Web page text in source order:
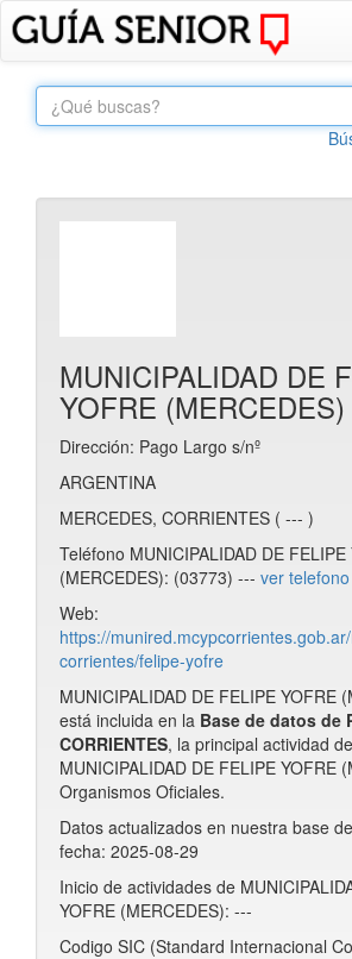
MUNICIPALIDAD DE
YOFRE (MERCEDES)
Dirección: Pago Largo s/nº
ARGENTINA
MERCEDES, CORRIENTES ( --- )
Teléfono MUNICIPALIDAD DE FELIPE
(MERCEDES): (03773) --- ver telefono
Web:
https://
corrientes/felipe-yofre
MUNICIPALIDAD DE FELIPE YOFRE
está incluida en la Base de datos de
CORRIENTES, la principal actividad de
MUNICIPALIDAD DE FELIPE YOFRE
Organismos Oficiales.
Datos actualizados en nuestra base
fecha: 2025-08-29
Inicio de actividades de
YOFRE (MERCEDES): ---
Codigo SIC (Standard Internacional